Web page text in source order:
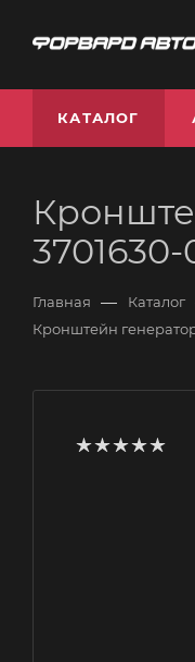
КАТАЛОГ
Главная — Каталог
Кронштейн